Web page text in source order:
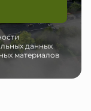
данных
материалов